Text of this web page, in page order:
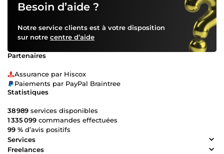
Besoin d’aide ?
Notre service clients est à votre disposition
sur notre centre d’aide
Partenaires
Assurance par Hiscox
Paiements par PayPal Braintree
Statistiques
38 989 services disponibles
1 335 099 commandes effectuées
99 % d’avis positifs
Services
Freelances